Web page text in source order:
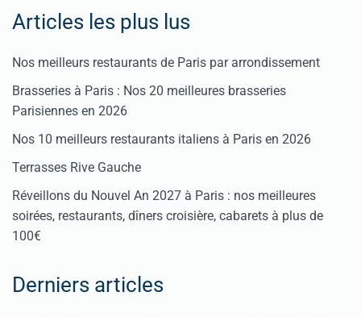
Articles les plus lus
Nos meilleurs restaurants de Paris par arrondissement
Brasseries à Paris : Nos 20 meilleures brasseries
Parisiennes en 2026
Nos 10 meilleurs restaurants italiens à Paris en 2026
Terrasses Rive Gauche
Réveillons du Nouvel An 2027 à Paris : nos meilleures
soirées, restaurants, dîners croisière, cabarets à plus de
100€
Derniers articles